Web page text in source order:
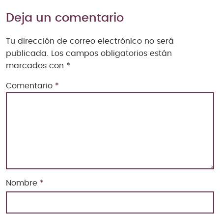
Deja un comentario
Tu dirección de correo electrónico no será
publicada.
Los campos obligatorios están
marcados con *
Comentario *
Nombre *